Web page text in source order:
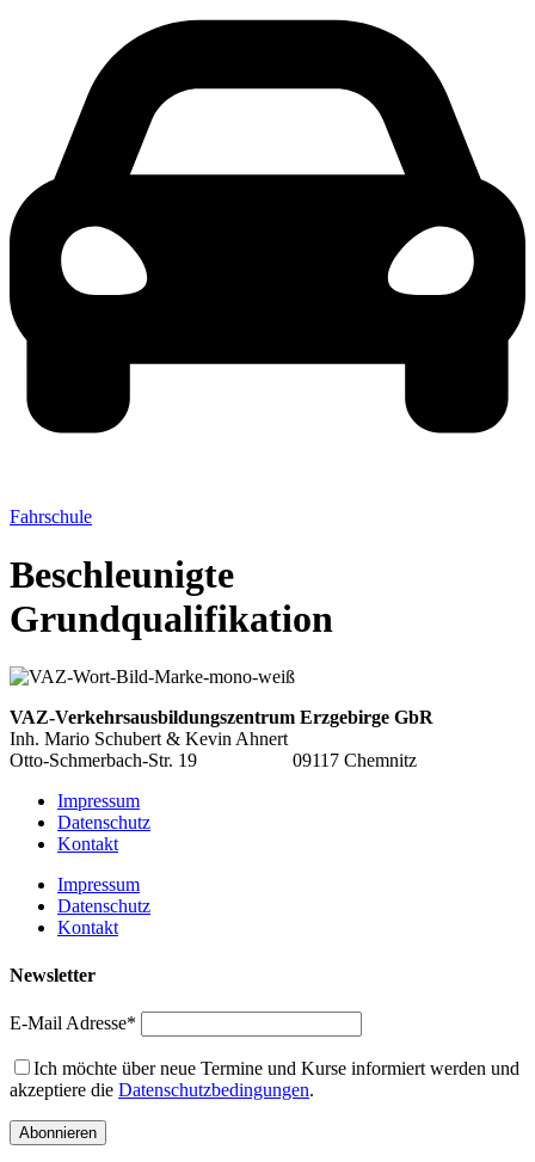
Fahrschule
Beschleunigte
Grundqualifikation
VAZ-Verkehrsausbildungszentrum Erzgebirge GbR
Inh. Mario Schubert & Kevin Ahnert
Otto-Schmerbach-Str. 19 09117 Chemnitz
Impressum
Datenschutz
Kontakt
Impressum
Datenschutz
Kontakt
Newsletter
E-Mail Adresse*
Ich möchte über neue Termine und Kurse informiert werden und
akzeptiere die Datenschutzbedingungen.